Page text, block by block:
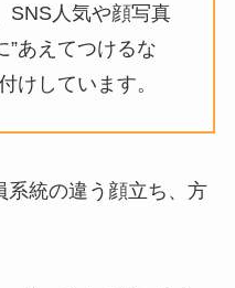
SNS人気や顔写真
”あえてつけるな
けしています。
統の違う顔立ち、方